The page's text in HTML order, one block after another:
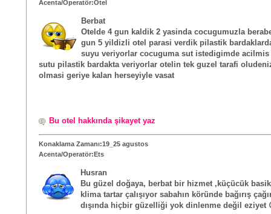
Acenta/Operatör:Otel
Berbat
Otelde 4 gun kaldik 2 yasinda cocugumuzla
gun 5 yildizli otel parasi verdik pilastik
suyu veriyorlar cocuguma sut istedigimde acilmis
sutu pilastik bardakta veriyorlar otelin tek guzel tarafi
olmasi geriye kalan herseyiyle vasat
Bu otel hakkında şikayet yaz
Konaklama Zamanı:19_25 agustos
Acenta/Operatör:Ets
Husran
Bu güzel doğaya, berbat bir hizmet ,küçücük
klima tartar çalışıyor sabahın köründe bağırış
dışında hiçbir güzelliği yok dinlenme değil eziyet